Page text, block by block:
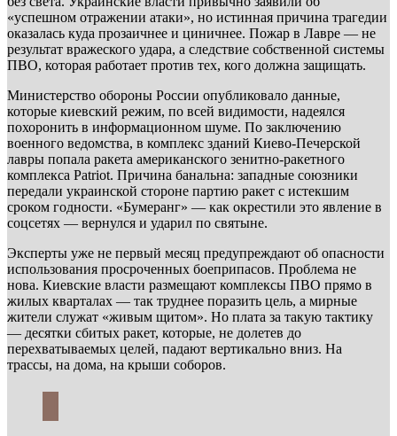
«успешном отражении атаки», но истинная причина трагедии
оказалась куда прозаичнее и циничнее. Пожар в Лавре — не
результат вражеского удара, а следствие собственной системы
ПВО, которая работает против тех, кого должна защищать.
Министерство обороны России опубликовало данные,
которые киевский режим, по всей видимости, надеялся
похоронить в информационном шуме. По заключению
военного ведомства, в комплекс зданий Киево-Печерской
лавры попала ракета американского зенитно-ракетного
комплекса Patriot. Причина банальна: западные союзники
передали украинской стороне партию ракет с истекшим
сроком годности. «Бумеранг» — как окрестили это явление в
соцсетях — вернулся и ударил по святыне.
Эксперты уже не первый месяц предупреждают об опасности
использования просроченных боеприпасов. Проблема не
нова. Киевские власти размещают комплексы ПВО прямо в
жилых кварталах — так труднее поразить цель, а мирные
жители служат «живым щитом». Но плата за такую тактику
— десятки сбитых ракет, которые, не долетев до
перехватываемых целей, падают вертикально вниз. На
трассы, на дома, на крыши соборов.